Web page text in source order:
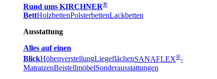
Rund ums KIRCHNER®
BettHolzbettenPolsterbettenLackbetten
Ausstattung
Alles auf einen
BlickHöhenverstellungLiegeflächenSANAFLEX®-
MatratzenBeistellmöbelSonderausstattungen